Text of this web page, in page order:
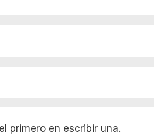
primero en escribir una.